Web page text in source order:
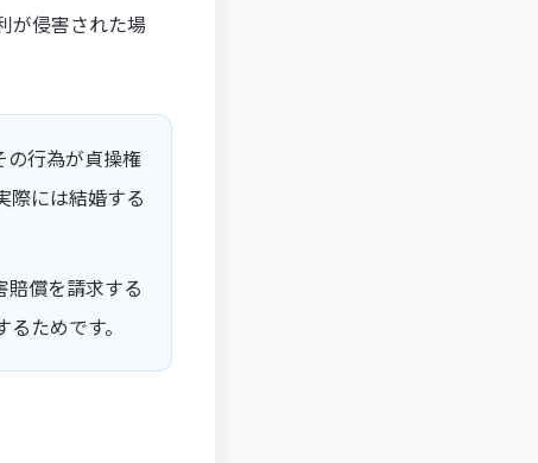
が侵害された場
の行為が貞操権
際には結婚する
賠償を請求する
ためです。